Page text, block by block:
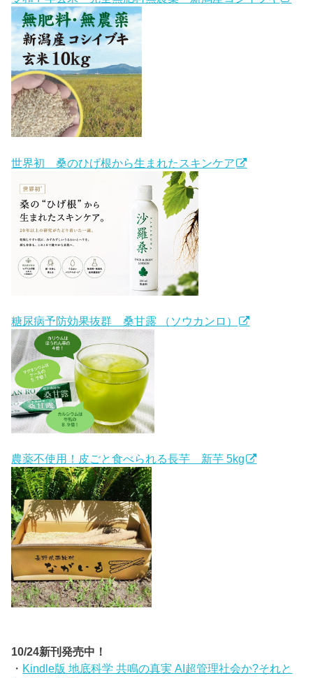
世界初 桑のひげ根から生まれたスキンケア
糖尿病予防効果抜群 桑甘露 （ソウカンロ）
農薬不使用！皮ごと食べられる長芋 新芋 5kg
10/24新刊発売中！
・ Kindle版 地底科学 共鳴の真実 AI超管理社会か?それと